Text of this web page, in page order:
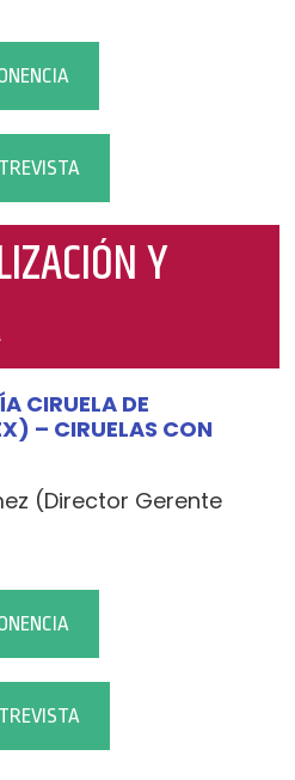
Y
CIRUELA DE
– CIRUELAS CON
(Director Gerente